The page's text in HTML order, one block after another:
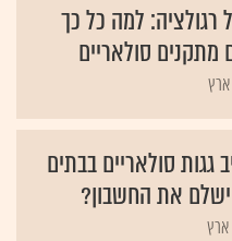
רגולציה: למה כל כך
מתקנים סולאריים
ארץ
גגות סולאריים בבתים
את החשבון?
ארץ